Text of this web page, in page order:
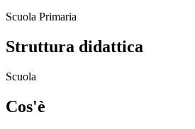
Scuola Primaria
Struttura didattica
Scuola
Cos'è